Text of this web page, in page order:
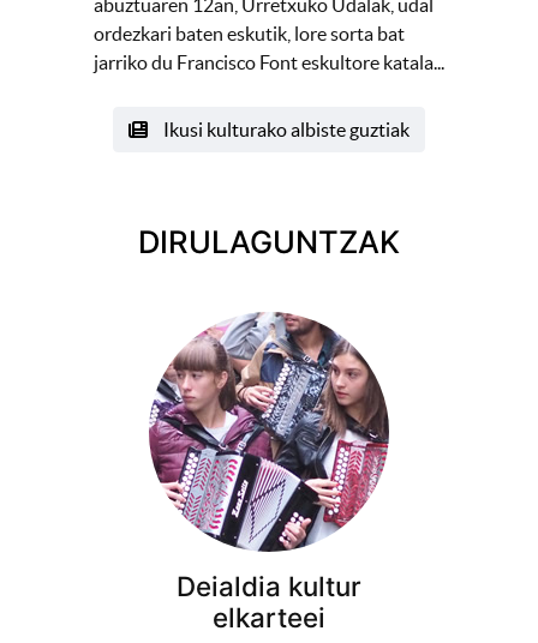
abuztuaren 12an, Urretxuko Udalak, udal
ordezkari baten eskutik, lore sorta bat
jarriko du Francisco Font eskultore katala...
Ikusi kulturako albiste guztiak
DIRULAGUNTZAK
Deialdia kultur
elkarteei